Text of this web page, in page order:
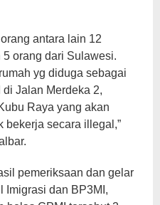
antara lain 12
orang dari Sulawesi.
yg diduga sebagai
Jalan Merdeka 2,
Raya yang akan
bekerja secara illegal,”
pemeriksaan dan gelar
Imigrasi dan BP3MI,